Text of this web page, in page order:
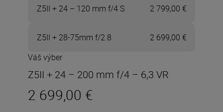
Z5II + 24 – 120 mm f/4 S 2 799,00 €
Z5II + 28-75mm f/2.8
2 699,00 €
Váš výber
Z5II + 24 – 200 mm f/4 – 6,3 VR
2 699,00 €